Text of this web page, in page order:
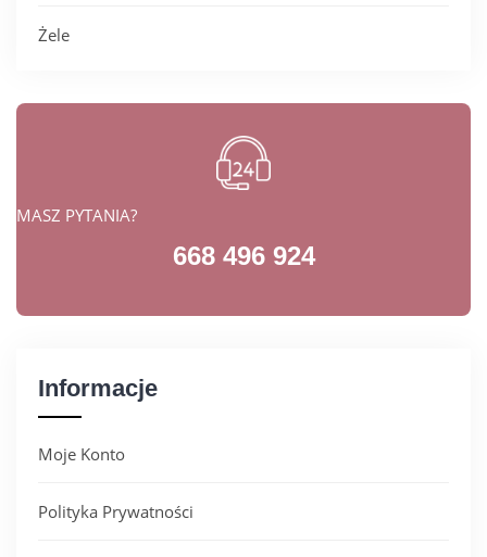
Żele
MASZ PYTANIA?
668 496 924
Informacje
Moje Konto
Polityka Prywatności